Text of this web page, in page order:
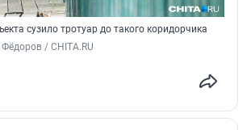
сузило тротуар до такого коридорчика
Фёдоров / CHITA.RU